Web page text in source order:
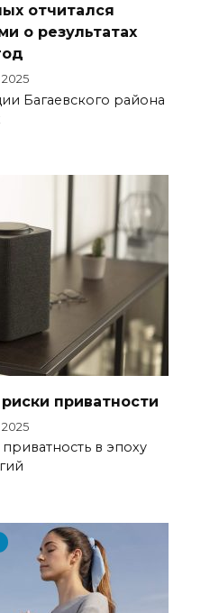
отчитался
о результатах
Багаевского района
приватности
в эпоху